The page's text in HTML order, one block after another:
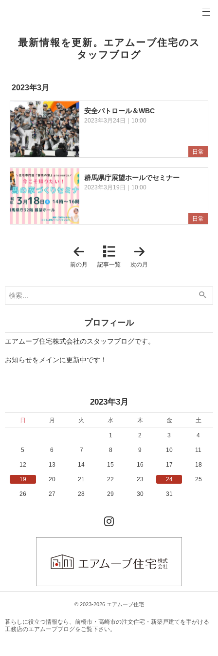
2023年3月
最新情報を更新。エアムーブ住宅のス
タッフブログ
日常
安全パトロール＆WBC
2023年3月24日｜10:00
日常
群馬県庁展望ホールでセミナー
2023年3月19日｜10:00
2
前の月 記事一覧
4
次の月
プロフィール
エアムーブ住宅株式会社のスタッフブログです。
お知らせをメインに更新中です！
2023年3月
日 月 火 水 木 金 土
1 2 3 4
5 6 7 8 9 10 11
12 13 14 15 16 17 18
19 20 21 22 23 24 25
26 27 28 29 30 31
© 2023-2026 エアムーブ住宅
暮らしに役立つ情報なら、 前橋市・高崎市の注文住宅・新築戸建てを手がける
工務店のエアムーブブログをご覧下さい。